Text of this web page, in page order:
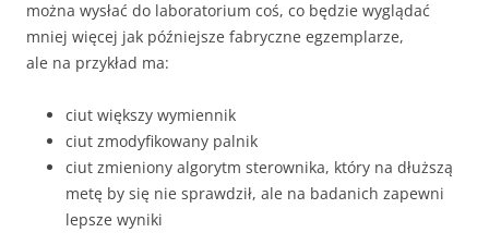
można wysłać do laboratorium coś, co będzie wyglądać
mniej więcej jak późniejsze fabryczne egzemplarze,
ale na przykład ma:
ciut większy wymiennik
ciut zmodyfikowany palnik
ciut zmieniony algorytm sterownika, który na dłuższą
metę by się nie sprawdził, ale na badanich zapewni
lepsze wyniki